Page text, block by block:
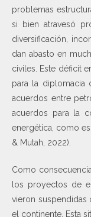
problemas
si bien atravesó
diversificación,
dan abasto en
civiles. Este déficit
para la diplomacia
acuerdos entre
acuerdos para la
energética, como
& Mutah, 2022).
Como
los proyectos de
vieron suspendidas
el continente. Esta